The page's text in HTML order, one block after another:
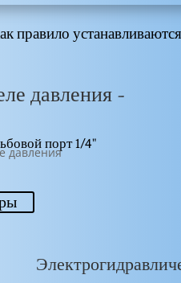
правило
давления -
порт 1/4"